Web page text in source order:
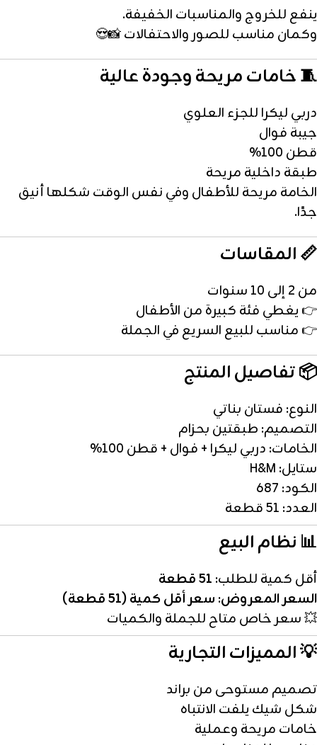
ينفع للخروج والمناسبات الخفيفة.
وكمان مناسب للصور والاحتفالات 📸😍
🧵 خامات مريحة وجودة عالية
دربي ليكرا للجزء العلوي
جيبة فوال
قطن 100%
طبقة داخلية مريحة
الخامة مريحة للأطفال وفي نفس الوقت شكلها أنيق
جدًا.
📏 المقاسات
من 2 إلى 10 سنوات
👉 يغطي فئة كبيرة من الأطفال
👉 مناسب للبيع السريع في الجملة
📦 تفاصيل المنتج
النوع: فستان بناتي
التصميم: طبقتين بحزام
الخامات: دربي ليكرا + فوال + قطن 100%
ستايل: H&M
الكود: 687
العدد: 51 قطعة
📊 نظام البيع
أقل كمية للطلب: 51 قطعة
السعر المعروض: سعر أقل كمية (51 قطعة)
💥 سعر خاص متاح للجملة والكميات
💡 المميزات التجارية
تصميم مستوحى من براند
شكل شيك يلفت الانتباه
خامات مريحة وعملية